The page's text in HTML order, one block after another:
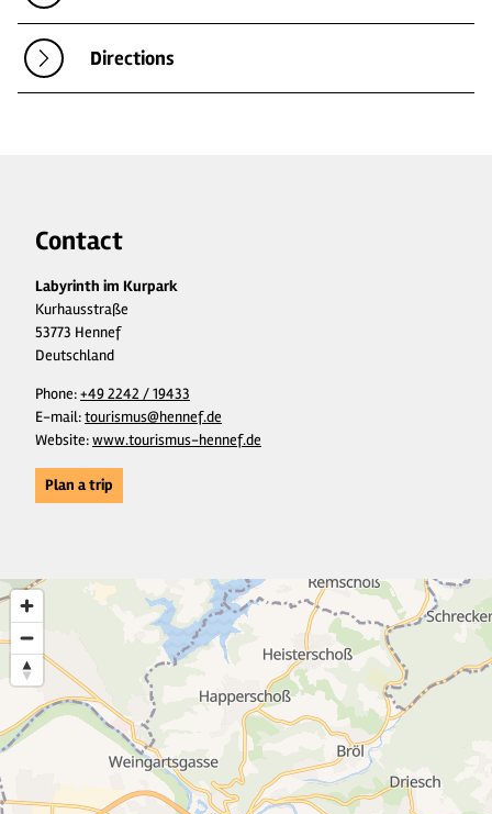
Directions
Contact
Labyrinth im Kurpark
Kurhausstraße
53773 Hennef
Deutschland
Phone:+49 2242 / 19433
E-mail:tourismus@hennef.de
Website:www.tourismus-hennef.de
Plan a trip
2